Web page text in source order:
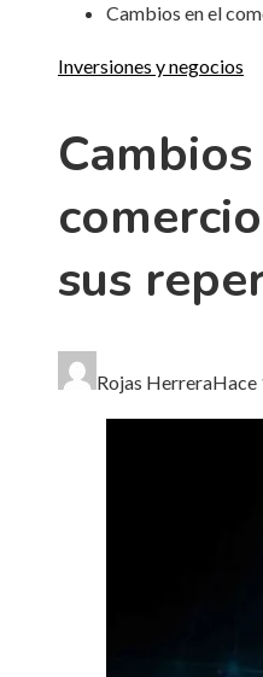
Cambios en el
Inversiones y negocios
sus
Rojas HerreraHace